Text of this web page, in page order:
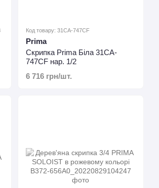
Код товару: 31CA-747CF
Prima
Скрипка Prima Біла 31CA-
747CF нар. 1/2
6 716 грн/шт.